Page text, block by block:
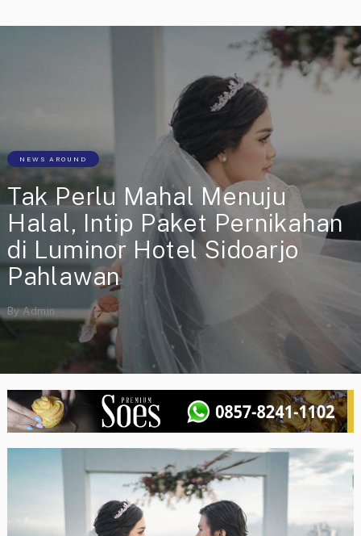
NEWS AROUND
Tak Perlu Mahal Menuju
Halal, Intip Paket Pernikahan
di Luminor Hotel Sidoarjo
Pahlawan
ByAdmin